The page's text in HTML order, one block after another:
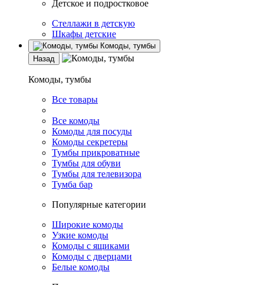
Детское и подростковое
Стеллажи в детскую
Шкафы детские
Комоды, тумбы
Назад
Комоды, тумбы
Все товары
Все комоды
Комоды для посуды
Комоды секретеры
Тумбы прикроватные
Тумбы для обуви
Тумбы для телевизора
Тумба бар
Популярные категории
Широкие комоды
Узкие комоды
Комоды с ящиками
Комоды с дверцами
Белые комоды